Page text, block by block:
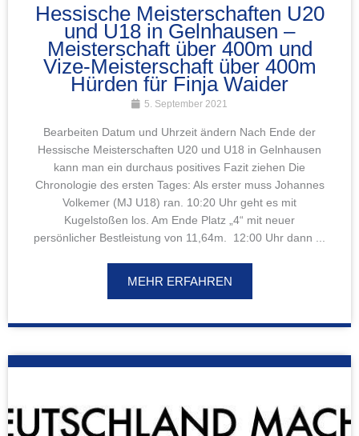
Hessische Meisterschaften U20
und U18 in Gelnhausen –
Meisterschaft über 400m und
Vize-Meisterschaft über 400m
Hürden für Finja Waider
5. September 2021
Bearbeiten Datum und Uhrzeit ändern Nach Ende der
Hessische Meisterschaften U20 und U18 in Gelnhausen
kann man ein durchaus positives Fazit ziehen Die
Chronologie des ersten Tages: Als erster muss Johannes
Volkemer (MJ U18) ran. 10:20 Uhr geht es mit
Kugelstoßen los. Am Ende Platz „4“ mit neuer
persönlicher Bestleistung von 11,64m. 12:00 Uhr dann ...
MEHR ERFAHREN